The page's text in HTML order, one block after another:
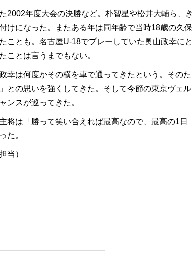
年度大会の決勝など。朴智星や松井大輔ら、き
けになった。またある年は同年齢で当時18歳の久保
ことも。名古屋U-18でプレーしていた奥山政幸にと
ことは言うまでもない。
幸は何度かその横を車で通ってきたという。そのた
との思いを強くしてきた。そして今節の東京ヴェル
ンスが巡ってきた。
は「勝って笑い合えれば最高なので、最高の1日
た。
当）